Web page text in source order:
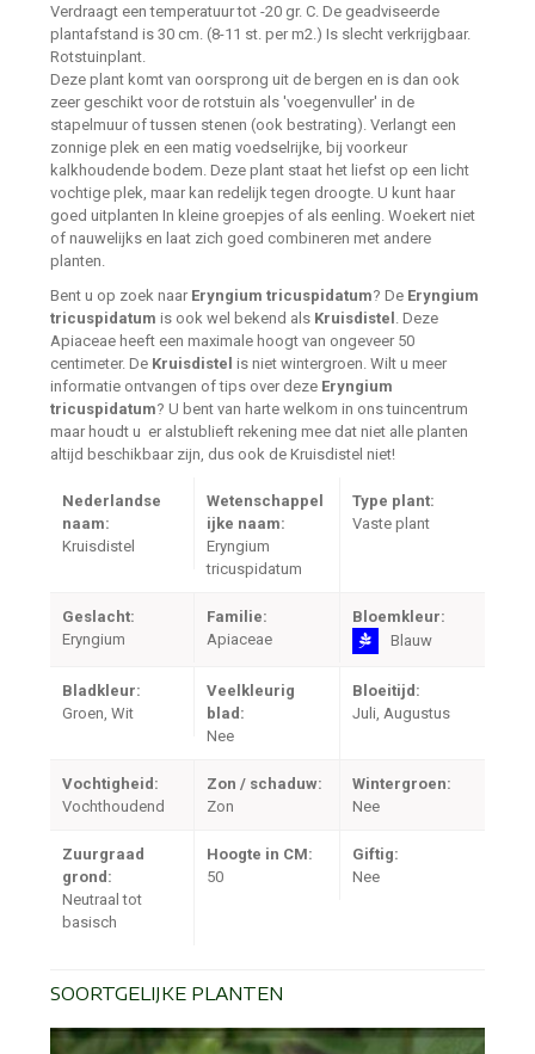
Verdraagt een temperatuur tot -20 gr. C. De geadviseerde
plantafstand is 30 cm. (8-11 st. per m2.) Is slecht verkrijgbaar.
Rotstuinplant.
Deze plant komt van oorsprong uit de bergen en is dan ook
zeer geschikt voor de rotstuin als 'voegenvuller' in de
stapelmuur of tussen stenen (ook bestrating). Verlangt een
zonnige plek en een matig voedselrijke, bij voorkeur
kalkhoudende bodem. Deze plant staat het liefst op een licht
vochtige plek, maar kan redelijk tegen droogte. U kunt haar
goed uitplanten In kleine groepjes of als eenling. Woekert niet
of nauwelijks en laat zich goed combineren met andere
planten.
Bent u op zoek naar Eryngium tricuspidatum? De Eryngium
tricuspidatum is ook wel bekend als Kruisdistel . Deze
Apiaceae heeft een maximale hoogt van ongeveer 50
centimeter. De Kruisdistel is niet wintergroen. Wilt u meer
informatie ontvangen of tips over deze Eryngium
tricuspidatum? U bent van harte welkom in ons tuincentrum
maar houdt u er alstublieft rekening mee dat niet alle planten
altijd beschikbaar zijn, dus ook de Kruisdistel niet!
Nederlandse
naam:
Kruisdistel
Wetenschappel
ijke naam:
Eryngium
tricuspidatum
Type plant:
Vaste plant
Geslacht:
Eryngium
Familie:
Apiaceae
Bloemkleur:
Blauw
Bladkleur:
Groen, Wit
Veelkleurig
blad:
Nee
Bloeitijd:
Juli, Augustus
Vochtigheid:
Vochthoudend
Zon / schaduw:
Zon
Wintergroen:
Nee
Zuurgraad
grond:
Neutraal tot
basisch
Hoogte in CM:
50
Giftig:
Nee
SOORTGELIJKE PLANTEN